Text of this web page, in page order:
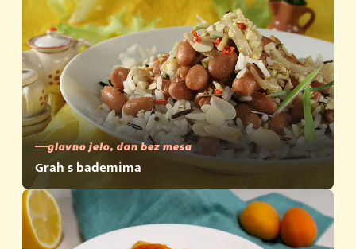
glavno jelo, dan bez mesa
Grah s bademima